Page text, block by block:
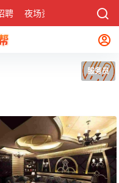
聘 夜场资讯 社区
服务员